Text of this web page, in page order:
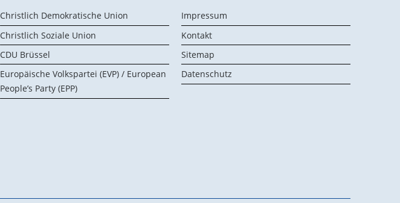
Christlich Demokratische Union
Christlich Soziale Union
CDU Brüssel
Europäische Volkspartei (EVP) / European
People’s Party (EPP)
Impressum
Kontakt
Sitemap
Datenschutz